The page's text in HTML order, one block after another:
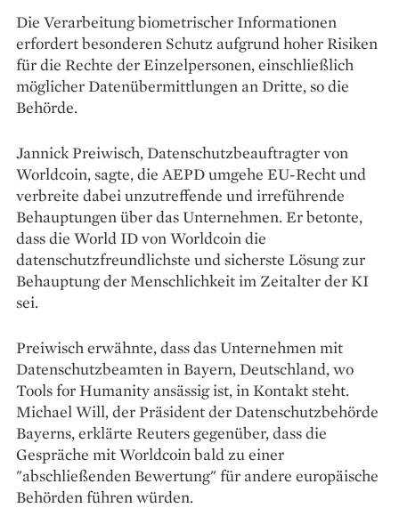
Die Verarbeitung biometrischer Informationen
erfordert besonderen Schutz aufgrund hoher Risiken
für die Rechte der Einzelpersonen, einschließlich
möglicher Datenübermittlungen an Dritte, so die
Behörde.
Jannick Preiwisch, Datenschutzbeauftragter von
Worldcoin, sagte, die AEPD umgehe EU-Recht und
verbreite dabei unzutreffende und irreführende
Behauptungen über das Unternehmen. Er betonte,
dass die World ID von Worldcoin die
datenschutzfreundlichste und sicherste Lösung zur
Behauptung der Menschlichkeit im Zeitalter der KI
sei.
Preiwisch erwähnte, dass das Unternehmen mit
Datenschutzbeamten in Bayern, Deutschland, wo
Tools for Humanity ansässig ist, in Kontakt steht.
Michael Will, der Präsident der Datenschutzbehörde
Bayerns, erklärte Reuters gegenüber, dass die
Gespräche mit Worldcoin bald zu einer
"abschließenden Bewertung" für andere europäische
Behörden führen würden.